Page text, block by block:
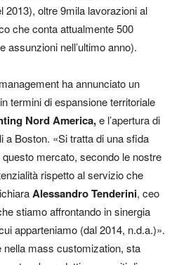
2013), oltre 9mila lavorazioni al
che conta attualmente 500
assunzioni nell’ultimo anno).
ha annunciato un
termini di espansione territoriale
Nord America,e l’apertura di
a Boston. «Si tratta di una sfida
mercato, secondo le nostre
rispetto al servizio che
Alessandro Tenderini, ceo
stiamo affrontando in sinergia
apparteniamo (dal 2014, n.d.a.)».
mass customization, sta